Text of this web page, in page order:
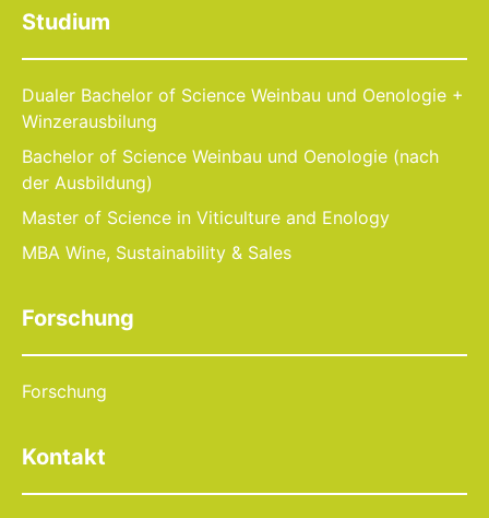
Studium
Dualer Bachelor of Science Weinbau und Oenologie +
Winzerausbilung
Bachelor of Science Weinbau und Oenologie (nach
der Ausbildung)
Master of Science in Viticulture and Enology
MBA Wine, Sustainability & Sales
Forschung
Forschung
Kontakt